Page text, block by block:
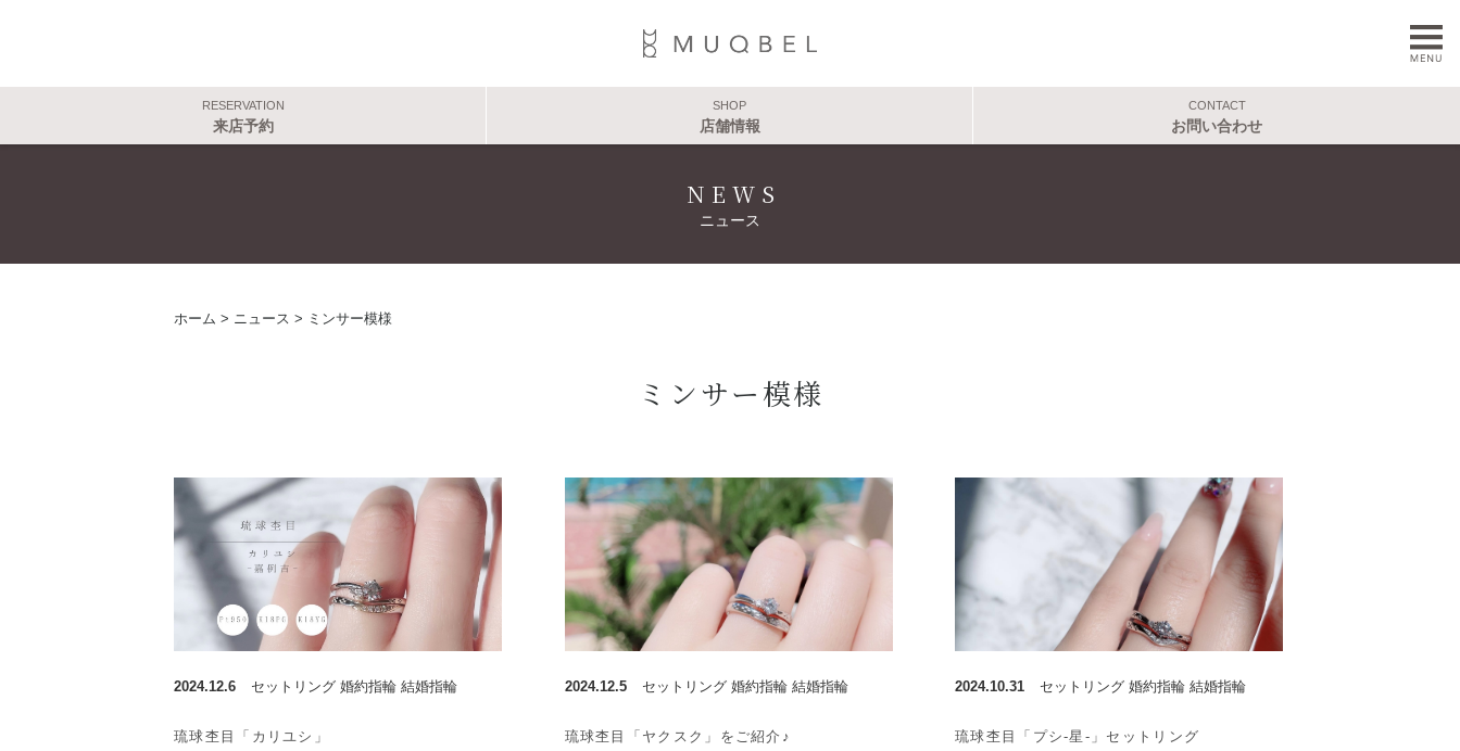
RESERVATION
来店予約
SHOP
店舗情報
CONTACT
お問い合わせ
NEWS
ニュース
ホーム > ニュース > ミンサー模様
ミンサー模様
2024.12.6 セットリング 婚約指輪 結婚指輪
琉球杢目「カリユシ」
2024.12.5 セットリング 婚約指輪 結婚指輪
琉球杢目「ヤクスク」をご紹介♪
2024.10.31 セットリング 婚約指輪 結婚指輪
琉球杢目「プシ-星-」セットリング